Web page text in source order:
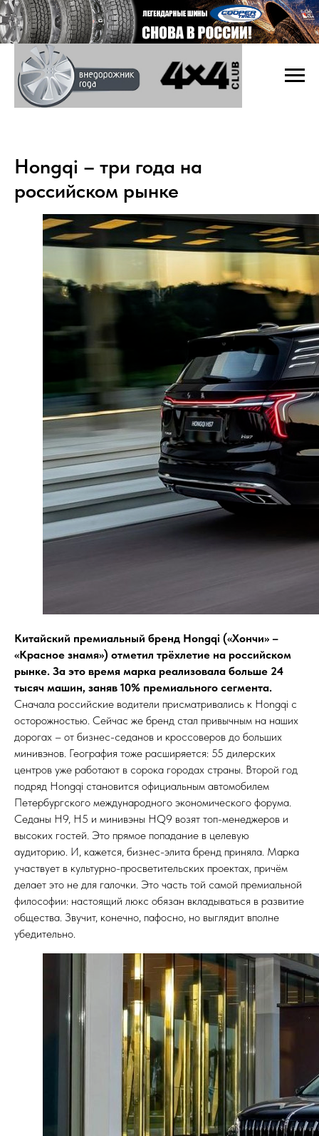
Hongqi – три года на
российском рынке
Китайский премиальный бренд Hongqi («Хончи» –
«Красное знамя») отметил трёхлетие на российском
рынке. За это время марка реализовала больше 24
тысяч машин, заняв 10% премиального сегмента.
Сначала российские водители присматривались к Hongqi с
осторожностью. Сейчас же бренд стал привычным на наших
дорогах – от бизнес-седанов и кроссоверов до больших
минивэнов. География тоже расширяется: 55 дилерских
центров уже работают в сорока городах страны. Второй год
подряд Hongqi становится официальным автомобилем
Петербургского международного экономического форума.
Седаны H9, H5 и минивэны HQ9 возят топ-менеджеров и
высоких гостей. Это прямое попадание в целевую
аудиторию. И, кажется, бизнес-элита бренд приняла. Марка
участвует в культурно-просветительских проектах, причём
делает это не для галочки. Это часть той самой премиальной
философии: настоящий люкс обязан вкладываться в развитие
общества. Звучит, конечно, пафосно, но выглядит вполне
убедительно.